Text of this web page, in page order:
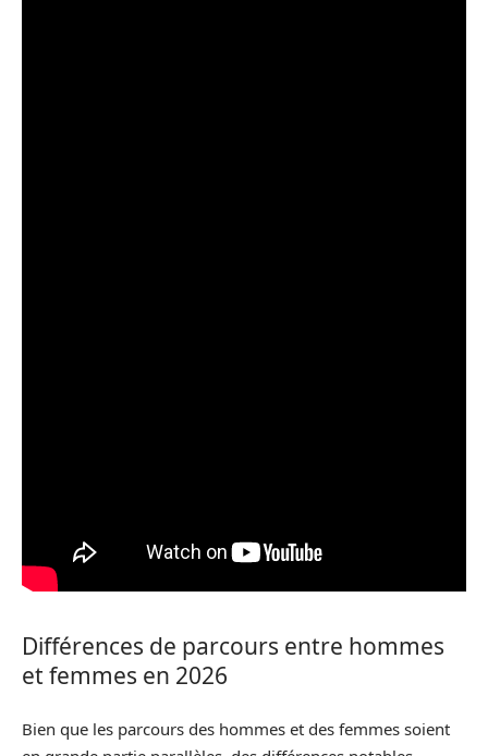
Différences de parcours entre hommes
et femmes en 2026
Bien que les parcours des hommes et des femmes soient